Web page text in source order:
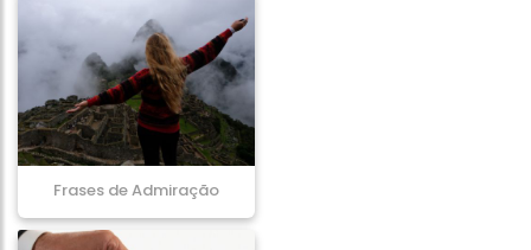
Frases de Admiração